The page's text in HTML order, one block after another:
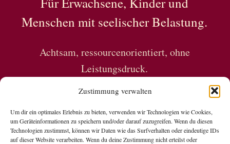
Zustimmung verwalten
Um dir ein optimales Erlebnis zu bieten, verwenden wir Technologien wie Cookies,
um Geräteinformationen zu speichern und/oder darauf zuzugreifen. Wenn du diesen
Technologien zustimmst, können wir Daten wie das Surfverhalten oder eindeutige IDs
auf dieser Website verarbeiten. Wenn du deine Zustimmung nicht erteilst oder
Menschen mit seelischer Belastung.
Achtsam, ressourcenorientiert, ohne
Leistungsdruck.